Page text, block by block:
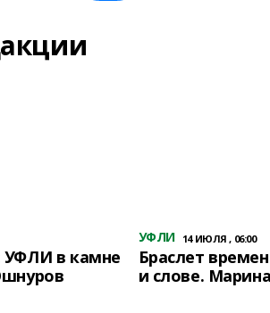
УФЛИ в камне
УФЛИ 14 ИЮЛЯ , 06:00
Браслет
и слове.